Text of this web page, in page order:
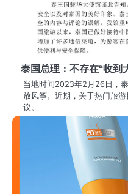
泰国总理：不存在“收到
当地时间2023年2月26日，
放风筝。近期，关于热门旅
议。